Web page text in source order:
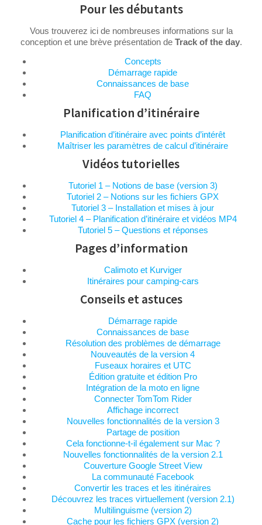
Pour les débutants
Vous trouverez ici de nombreuses informations sur la
conception et une brève présentation de Track of the day.
Concepts
Démarrage rapide
Connaissances de base
FAQ
Planification d’itinéraire
Planification d’itinéraire avec points d’intérêt
Maîtriser les paramètres de calcul d’itinéraire
Vidéos tutorielles
Tutoriel 1 – Notions de base (version 3)
Tutoriel 2 – Notions sur les fichiers GPX
Tutoriel 3 – Installation et mises à jour
Tutoriel 4 – Planification d’itinéraire et vidéos MP4
Tutoriel 5 – Questions et réponses
Pages d’information
Calimoto et Kurviger
Itinéraires pour camping-cars
Conseils et astuces
Démarrage rapide
Connaissances de base
Résolution des problèmes de démarrage
Nouveautés de la version 4
Fuseaux horaires et UTC
Édition gratuite et édition Pro
Intégration de la moto en ligne
Connecter TomTom Rider
Affichage incorrect
Nouvelles fonctionnalités de la version 3
Partage de position
Cela fonctionne-t-il également sur Mac ?
Nouvelles fonctionnalités de la version 2.1
Couverture Google Street View
La communauté Facebook
Convertir les traces et les itinéraires
Découvrez les traces virtuellement (version 2.1)
Multilinguisme (version 2)
Cache pour les fichiers GPX (version 2)